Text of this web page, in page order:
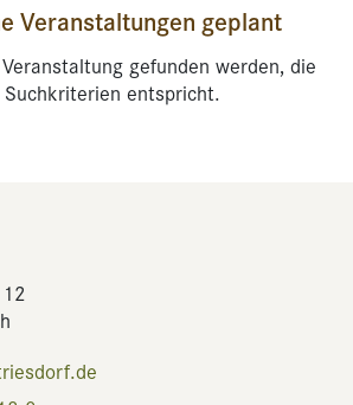
Veranstaltungen geplant
gefunden werden, die
Suchkriterien entspricht.